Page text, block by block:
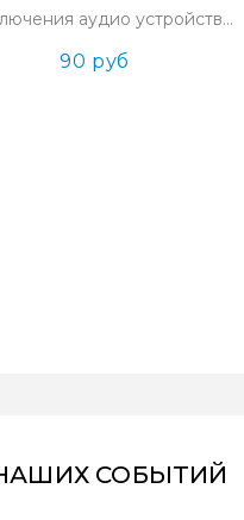
аудио устройств...
90 руб
СОБЫТИЙ